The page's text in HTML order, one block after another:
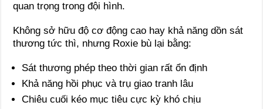
quan trọng trong đội hình.
Không sở hữu độ cơ động cao hay khả năng dồn sát
thương tức thì, nhưng Roxie bù lại bằng:
Sát thương phép theo thời gian rất ổn định
Khả năng hồi phục và trụ giao tranh lâu
Chiêu cuối kéo mục tiêu cực kỳ khó chịu